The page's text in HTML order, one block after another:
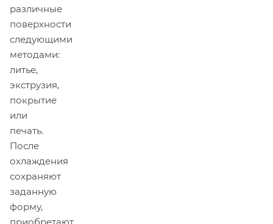
различные
поверхности
следующими
методами:
литье,
экструзия,
покрытие
или
печать.
После
охлаждения
сохраняют
заданную
форму,